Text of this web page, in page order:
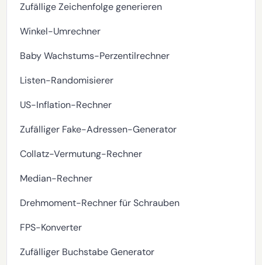
Zufällige Zeichenfolge generieren
Winkel-Umrechner
Baby Wachstums-Perzentilrechner
Listen-Randomisierer
US-Inflation-Rechner
Zufälliger Fake-Adressen-Generator
Collatz-Vermutung-Rechner
Median-Rechner
Drehmoment-Rechner für Schrauben
FPS-Konverter
Zufälliger Buchstabe Generator